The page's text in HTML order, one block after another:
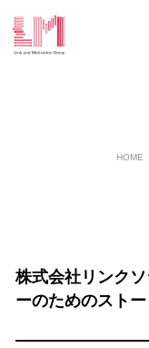
HOME
株式会社リンク
ーのためのスト